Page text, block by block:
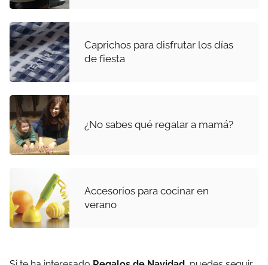
Caprichos para disfrutar los días
de fiesta
¿No sabes qué regalar a mamá?
Accesorios para cocinar en
verano